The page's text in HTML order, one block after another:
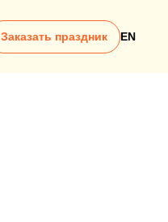
Заказать праздник EN